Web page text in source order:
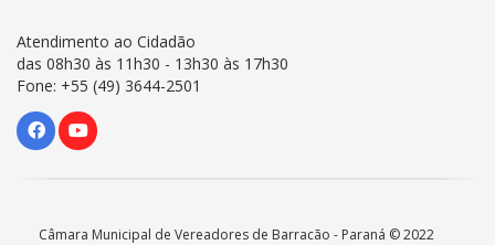
Atendimento ao Cidadão
das 08h30 às 11h30 - 13h30 às 17h30
Fone: +55 (49) 3644-2501
Câmara Municipal de Vereadores de Barracão - Paraná © 2022